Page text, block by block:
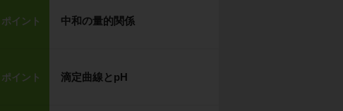
ポイント 中和の量的関係
ポイント 滴定曲線とpH